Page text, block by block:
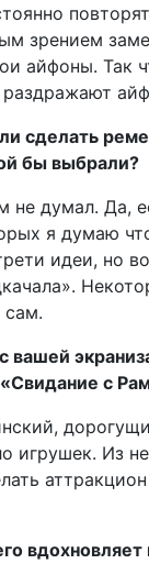
зрением
айфоны. Так
сделать
бы выбрали?
не думал. Да,
я думаю
идеи, но
сам.
вашей
с
игрушек. Из
вдохновляет